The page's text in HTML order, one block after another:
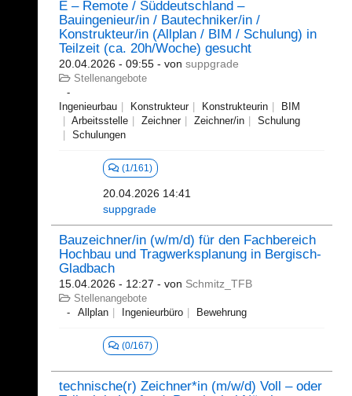
E – Remote / Süddeutschland –
Bauingenieur/in / Bautechniker/in /
Konstrukteur/in (Allplan / BIM / Schulung) in
Teilzeit (ca. 20h/Woche) gesucht
20.04.2026 - 09:55 - von suppgrade
Stellenangebote
Ingenieurbau Konstrukteur Konstrukteurin
BIM
Arbeitsstelle
Zeichner Zeichner/in
Schulung
Schulungen
(1/161)
20.04.2026 14:41
suppgrade
Bauzeichner/in (w/m/d) für den Fachbereich
Hochbau und Tragwerksplanung in Bergisch-
Gladbach
15.04.2026 - 12:27 - von Schmitz_TFB
Stellenangebote
Allplan
Ingenieurbüro Bewehrung
(0/167)
technische(r) Zeichner*in (m/w/d) Voll – oder